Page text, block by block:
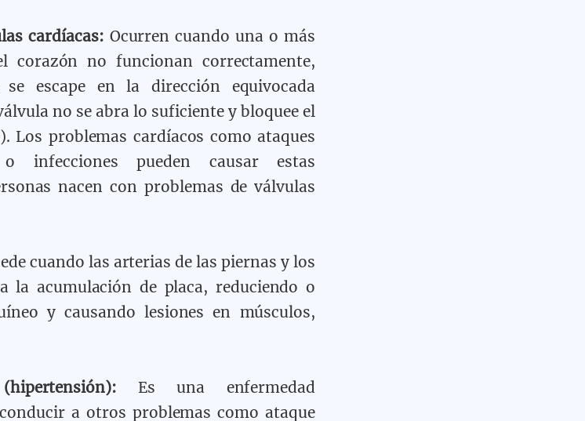
cardíacas: Ocurren cuando una o más
corazón no funcionan correctamente,
escape en la dirección equivocada
no se abra lo suficiente y bloquee el
Los problemas cardíacos como ataques
o infecciones pueden causar estas
nacen con problemas de válvulas
cuando las arterias de las piernas y los
la acumulación de placa, reduciendo o
y causando lesiones en músculos,
Es una enfermedad
a otros problemas como ataque